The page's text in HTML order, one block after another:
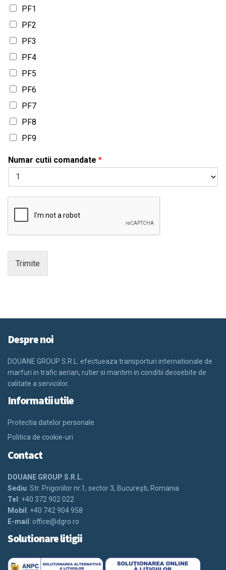
PF1
PF2
PF3
PF4
PF5
PF6
PF7
PF8
PF9
Numar cutii comandate *
Trimite
Despre noi
DOUANE GROUP S.R.L. efectueaza transporturi internationale de
marfuri in trafic aerian, rutier si maritim in conditii deosebite de
calitate a serviciilor.
Informatii utile
Protectia datelor personale
Politica de cookie-uri
Contact
DOUANE GROUP S.R.L.
Sediu: Str. Prigoriilor nr.1, sector 3, Bucureşti, Romania
Tel: +40 372 902 022
Mobil: +40 742 904 958
E-mail: office@dgro.ro
Solutionare litigii